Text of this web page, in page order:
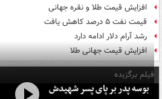
افزایش قیمت طلا و نقره جهانی
قیمت نفت ۵ درصد کاهش یافت
رشد آرام دلار ادامه دارد
افزایش قیمت جهانی طلا
فیلم برگزیده
بوسه‌ پدر بر پای پسر شهیدش